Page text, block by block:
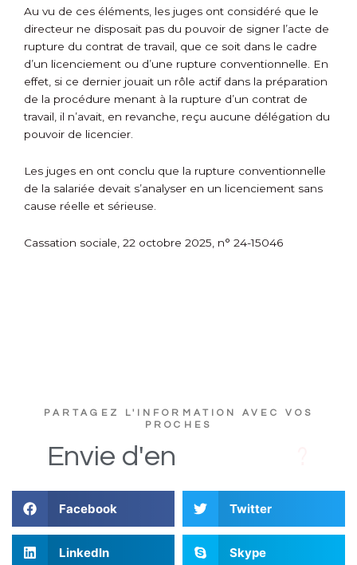
Au vu de ces éléments, les juges ont considéré que le
directeur ne disposait pas du pouvoir de signer l’acte de
rupture du contrat de travail, que ce soit dans le cadre
d’un licenciement ou d’une rupture conventionnelle. En
effet, si ce dernier jouait un rôle actif dans la préparation
de la procédure menant à la rupture d’un contrat de
travail, il n’avait, en revanche, reçu aucune délégation du
pouvoir de licencier.
Les juges en ont conclu que la rupture conventionnelle
de la salariée devait s’analyser en un licenciement sans
cause réelle et sérieuse.
Cassation sociale, 22 octobre 2025, n° 24-15046
PARTAGEZ L'INFORMATION AVEC VOS
PROCHES
Envie d'en
Facebook Twitter
LinkedIn Skype